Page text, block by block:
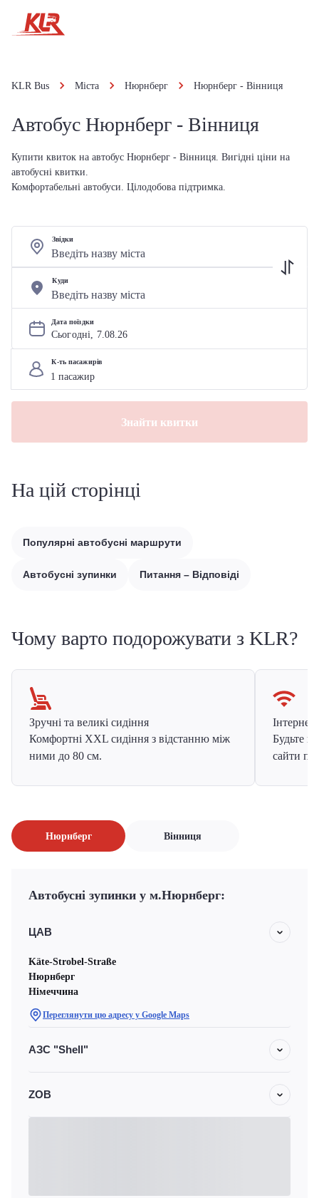
KLR Bus Міста Нюрнберг Нюрнберг - Вінниця
Автобус Нюрнберг - Вінниця
Купити квиток на автобус Нюрнберг - Вінниця. Вигідні ціни на
автобусні квитки.
Комфортабельні автобуси. Цілодобова підтримка.
Звідки
Куди
Дата поїздки
Сьогодні, 7.08.26
К-ть пасажирів
Знайти квитки
На цій сторінці
Популярні автобусні маршрути
Автобусні зупинки Питання – Відповіді
Чому варто подорожувати з KLR?
Зручні та великі сидіння
Комфортні XXL сидіння з відстанню між
ними до 80 см.
Інтернет
Будьте
сайти
Нюрнберг Вінниця
Автобусні зупинки у м.Нюрнберг:
ЦАВ
Käte-Strobel-Straße
Нюрнберг
Німеччина
Переглянути цю адресу у Google Maps
АЗС "Shell"
ZOB